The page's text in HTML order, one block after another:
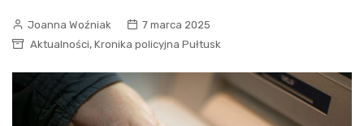
Joanna Woźniak
7 marca 2025
Aktualności, Kronika policyjna Pułtusk